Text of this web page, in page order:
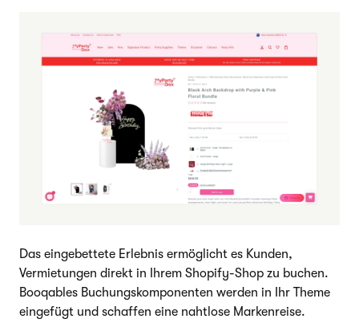
Das eingebettete Erlebnis ermöglicht es Kunden,
Vermietungen direkt in Ihrem Shopify-Shop zu buchen.
Booqables Buchungskomponenten werden in Ihr Theme
eingefügt und schaffen eine nahtlose Markenreise.